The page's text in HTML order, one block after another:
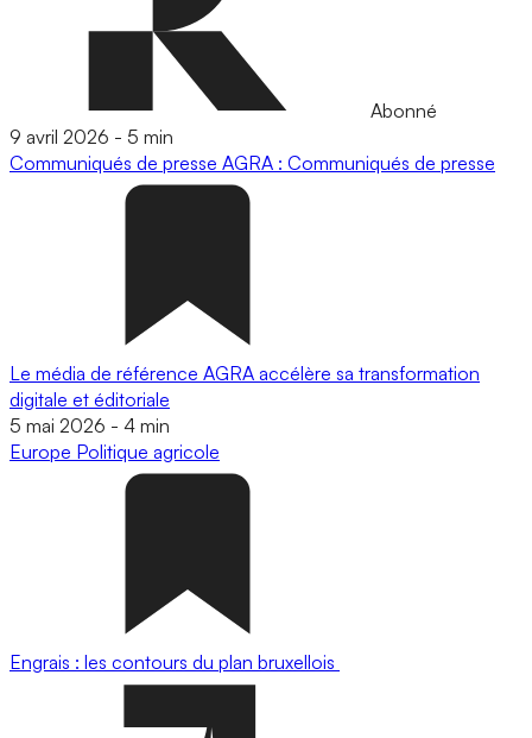
Abonné
9 avril 2026 - 5 min
Communiqués de presse AGRA : Communiqués de presse
Le média de référence AGRA accélère sa transformation
digitale et éditoriale
5 mai 2026 - 4 min
Europe Politique agricole
Engrais : les contours du plan bruxellois